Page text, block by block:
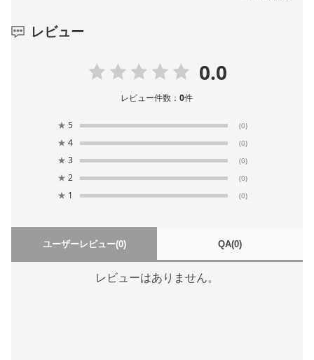
レビュー
0.0
レビュー件数：0件
★ 5 (0)
★ 4 (0)
★ 3 (0)
★ 2 (0)
★ 1 (0)
ユーザーレビュー(0) QA(0)
レビューはありません。